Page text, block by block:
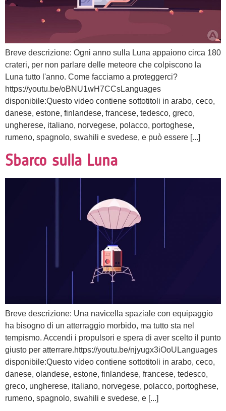
Breve descrizione: Ogni anno sulla Luna appaiono circa 180
crateri, per non parlare delle meteore che colpiscono la
Luna tutto l'anno. Come facciamo a proteggerci?
https://youtu.be/oBNU1wH7CCsLanguages
disponibile:Questo video contiene sottotitoli in arabo, ceco,
danese, estone, finlandese, francese, tedesco, greco,
ungherese, italiano, norvegese, polacco, portoghese,
rumeno, spagnolo, swahili e svedese, e può essere [...]
Sbarco sulla Luna
Breve descrizione: Una navicella spaziale con equipaggio
ha bisogno di un atterraggio morbido, ma tutto sta nel
tempismo. Accendi i propulsori e spera di aver scelto il punto
giusto per atterrare.https://youtu.be/njyugx3iOoULanguages
disponibile:Questo video contiene sottotitoli in arabo, ceco,
danese, olandese, estone, finlandese, francese, tedesco,
greco, ungherese, italiano, norvegese, polacco, portoghese,
rumeno, spagnolo, swahili e svedese, e [...]